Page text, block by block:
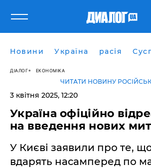
Новини Україна расія
ДІАЛОГ ЕКОНОМІКА
ЧИТАТИ НОВИНУ
3 квітня 2025, 12:20
Україна офіційно
на введення нових
У Києві заявили про те,
вдарять насамперед по